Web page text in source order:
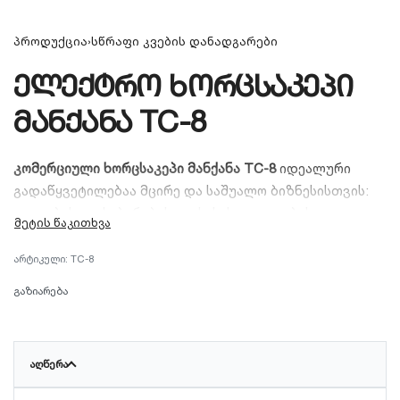
პროდუქცია›სწრაფი კვების დანადგარები
ელექტრო ხორცსაკეპი
მანქანა TC-8
კომერციული ხორცსაკეპი მანქანა TC-8იდეალური
გადაწყვეტილებაა მცირე და საშუალო ბიზნესისთვის:
საოჯახო სასტუმროებისთვის. მისი მთავარი
უპირატესობა სრულად უჟანგავი ფოლადის (
ხანგრძლივ ექსპლუატაციას და აკმაყოფილებს
ეს მოდელი სპეციალურად შექმნილია იმ
სამზარეულოებისთვის, სადაც მნიშვნელოვანია
TC-8
გაზიარება
ᲐᲦᲬᲔᲠᲐ